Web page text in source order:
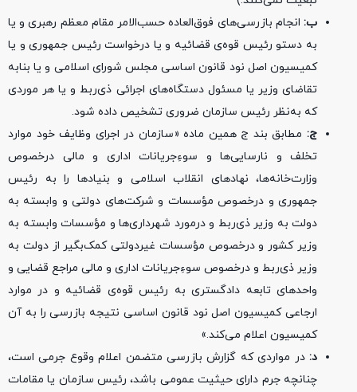
ب: انجام بازرسی‌های فوق‌العاده حسب‌الامر مقام معظم رهبری و یا
به دستو رئیس قوه‌ی قضائیه و یا درخواست رئیس جمهوری و یا
کمیسیون اصل نود قانون اساسی مجلس شورای اسلامی و یا بنابه
تقاضای وزیر یا مسئول دستگاه‌های اجرائی ذی‌ربط و یا هر موردی
که به‌نظر رئیس سازمان ضروری تشخیص داده شود.
ج: مطابق بند ج همین ماده «سازمان در اجرای وظایف خود موارد
تخلف و نارسایی‌ها و سوءِجریانات اداری و مالی درخصوص
وزارت‌خانه‌ها، نهادهای انقلاب اسلامی و بنیادها را به رئیس
جمهوری و درخصوص مؤسسات و شرکت‌های دولتی و وابسته به
دولت به وزیر ذی‌ربط و درمورد شهرداری‌ها و مؤسسات وابسته به
وزیر کشور و درخصوص مؤسسات غیردولتی کمک‌بگیر از دولت به
وزیر ذی‌ربط و درخصوص سوءِجریانات اداری و مالی مراجع قضایی و
واحدهای تابعه دادگستری به رئیس قوه‌ی قضائیه و در موارد
ارجاعی کمیسیون اصل نود قانون اساسی نتیجه بازرسی را به آن
کمیسیون اعلام می‌کند.»
د: در مواردی که گزارش بازرسی متضمن اعلام وقوع جرمی است،
چنانچه جرم دارای حیثیت عمومی باشد، رئیس سازمان یا مقامات